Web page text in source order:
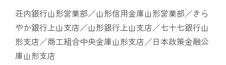
荘内銀行山形営業部／山形信用金庫山形営業部／きら
やか銀行上山支店／山形銀行上山支店／七十七銀行山
形支店／商工組合中央金庫山形支店／日本政策金融公
庫山形支店